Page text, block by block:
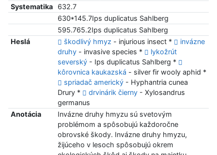
Systematika
632.7
630*145.7Ips duplicatus Sahlberg
595.765.2Ips duplicatus Sahlberg
Heslá
škodlivý hmyz - injurious insect *
invázne
druhy- invasive species *
lykožrút
severský- Ips duplicatus Sahlberg *
kôrovnica kaukazská - silver fir wooly aphid *
spriadač americký- Hyphantria cunea
Drury *
drvinárik čierny- Xylosandrus
germanus
Anotácia
Invázne druhy hmyzu sú svetovým
problémom a spôsobujú každoročne
obrovské škody. Invázne druhy hmyzu,
žijúceho v lesoch spôsobujú okrem